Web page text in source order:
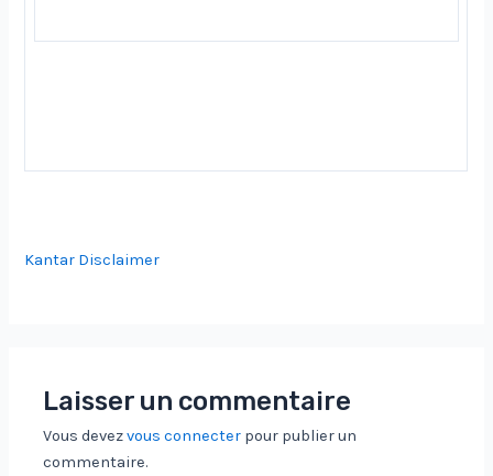
Kantar Disclaimer
Laisser un commentaire
Vous devezvous connecter pour publier un
commentaire.